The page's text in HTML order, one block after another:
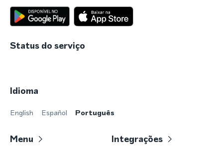
Status do serviço
Idioma
English Español Português
Menu Integrações